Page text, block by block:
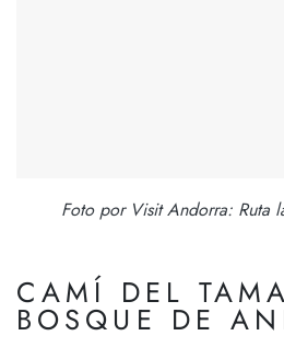
Foto por Visit Andorra: Ruta
CAMÍ DEL
BOSQUE DE